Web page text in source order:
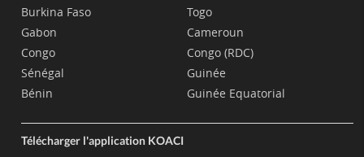
Burkina Faso
Gabon
Congo
Sénégal
Bénin
Togo
Cameroun
Congo (RDC)
Guinée
Guinée Equatorial
Télécharger l'application KOACI